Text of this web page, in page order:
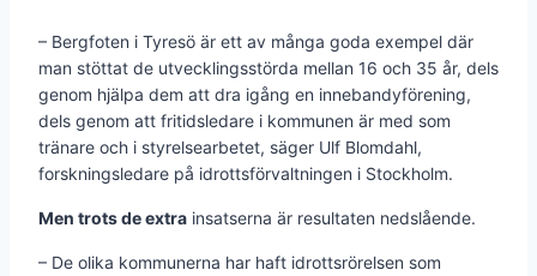
– Bergfoten i Tyresö är ett av många goda exempel där
man stöttat de utvecklingsstörda mellan 16 och 35 år, dels
genom hjälpa dem att dra igång en innebandyförening,
dels genom att fritidsledare i kommunen är med som
tränare och i styrelsearbetet, säger Ulf Blomdahl,
forskningsledare på idrottsförvaltningen i Stockholm.
Men trots de extra insatserna är resultaten nedslående.
– De olika kommunerna har haft idrottsrörelsen som